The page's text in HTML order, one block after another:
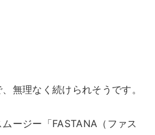
無理なく続けられそうです。
ージー「FASTANA（ファス